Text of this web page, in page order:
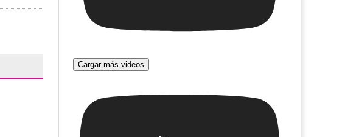
Casi un feliz encuentro Lulú una tragedia monstruo
Cargar más videos